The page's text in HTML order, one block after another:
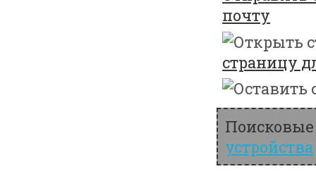
почту
страницу
Поисковые
устройства